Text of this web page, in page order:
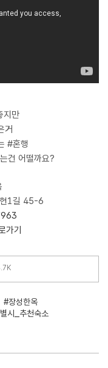
지만
거
#혼행
건 어떨까요?
현1길 45-6
가기
#장성한옥
시_추천숙소